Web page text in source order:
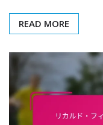
READ MORE